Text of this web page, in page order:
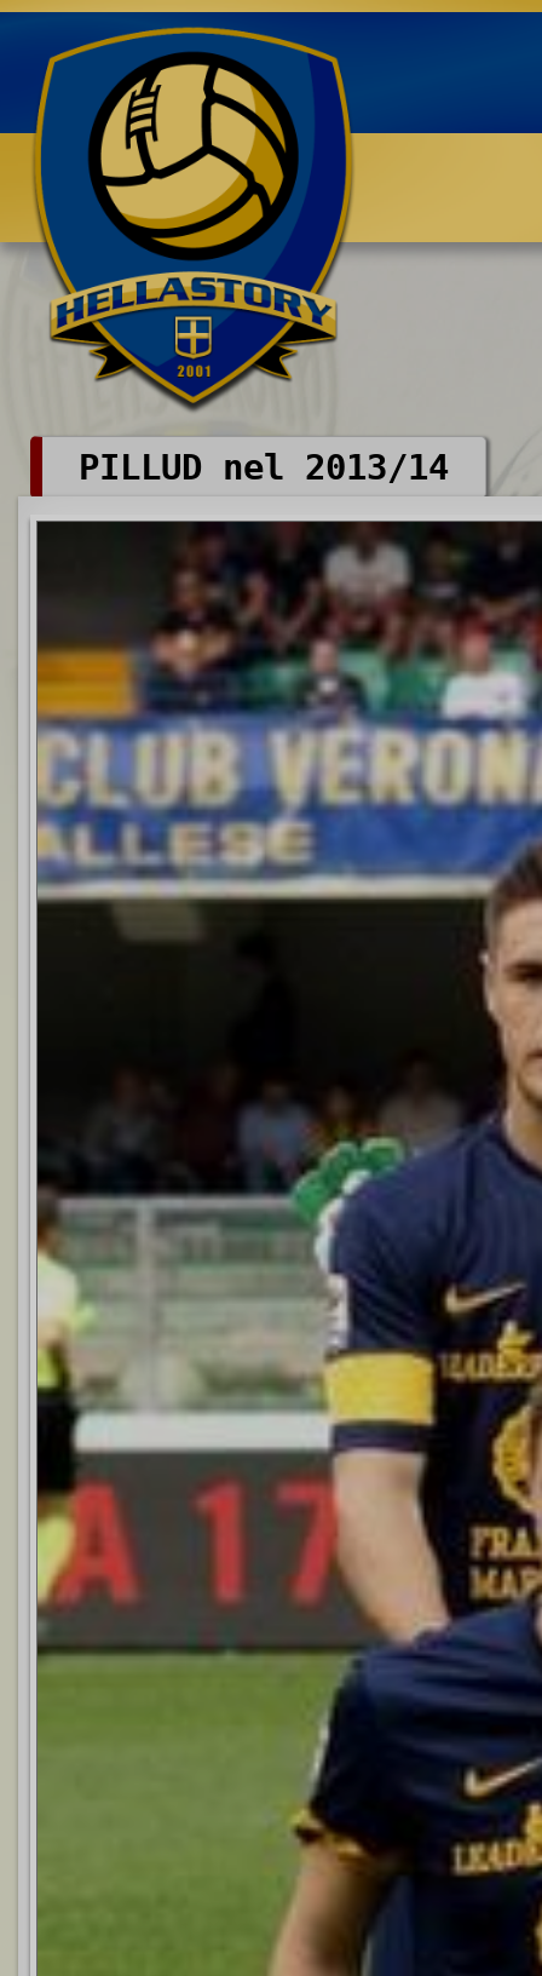
Benvenuti su HELLASTORY.net
PILLUD nel 2013/14